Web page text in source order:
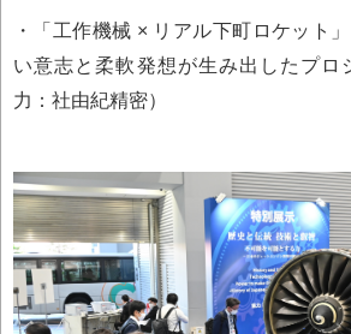
・「工作機械 × リアル下町ロケット
い意志と柔軟発想が生み出したプ
力：社由紀精密）